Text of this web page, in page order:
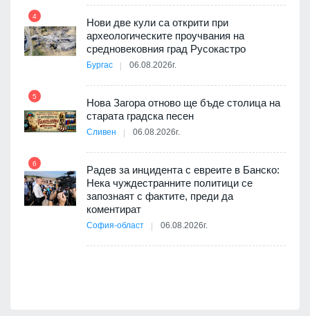
4
Нови две кули са открити при
археологическите проучвания на
средновековния град Русокастро
Бургас 06.08.2026г.
5
Нова Загора отново ще бъде столица на
старата градска песен
Сливен 06.08.2026г.
6
Радев за инцидента с евреите в Банско:
Нека чуждестранните политици се
запознаят с фактите, преди да
коментират
София-област 06.08.2026г.